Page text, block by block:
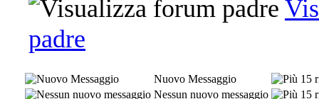
padre
Nuovo Messaggio
Nessun nuovo messaggio